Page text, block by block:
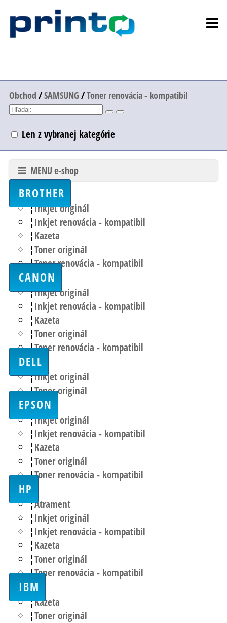
Obchod /SAMSUNG /Toner renovácia - kompatibil
Len z vybranej kategórie
MENU e-shop
BROTHER
Inkjet originál
Inkjet renovácia - kompatibil
Kazeta
Toner originál
Toner renovácia - kompatibil
CANON
Inkjet originál
Inkjet renovácia - kompatibil
Kazeta
Toner originál
Toner renovácia - kompatibil
DELL
Inkjet originál
Toner originál
EPSON
Inkjet originál
Inkjet renovácia - kompatibil
Kazeta
Toner originál
Toner renovácia - kompatibil
HP
Atrament
Inkjet originál
Inkjet renovácia - kompatibil
Kazeta
Toner originál
Toner renovácia - kompatibil
IBM
Kazeta
Toner originál